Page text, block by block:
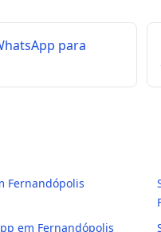
para
Fernandópolis
em Fernandópolis